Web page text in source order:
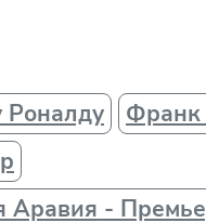
Роналду
Франк
Аравия -